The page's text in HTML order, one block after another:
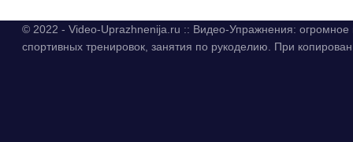
© 2022 - Video-Uprazhnenija.ru :: Видео-Упражнения:
спортивных тренировок, занятия по рукоделию. При